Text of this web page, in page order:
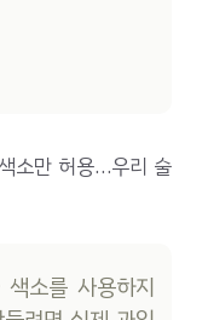
소만 허용…우리 술
소를 사용하지